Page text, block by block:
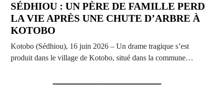
SÉDHIOU : UN PÈRE DE FAMILLE PERD
LA VIE APRÈS UNE CHUTE D’ARBRE À
KOTOBO
Kotobo (Sédhiou), 16 juin 2026 – Un drame tragique s’est
produit dans le village de Kotobo, situé dans la commune…